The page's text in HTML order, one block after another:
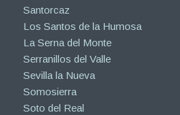
Santorcaz
Los Santos de la Humosa
La Serna del Monte
Serranillos del Valle
Sevilla la Nueva
Somosierra
Soto del Real